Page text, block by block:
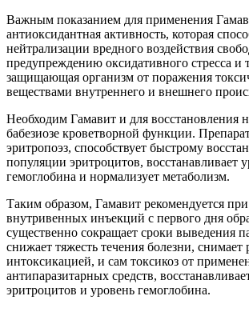
Важным показанием для применения
антиоксидантная активность, которая
нейтрализации вредного воздействия
предупреждению оксидативного стресса и
защищающая организм от поражения
веществами внутреннего и внешнего
Необходим Гамавит и для восстановления
бабезиозе кроветворной функции.
эритропоэз, способствует быстрому
популяции эритроцитов, восстанавливает
гемоглобина и нормализует метаболизм.
Таким образом, Гамавит рекомендуется при
внутривенных инъекций с первого дня
существенно сокращает сроки выведения
снижает тяжесть течения болезни,
интоксикацией, и сам токсикоз от
антипаразитарных средств,
эритроцитов и уровень гемоглобина.